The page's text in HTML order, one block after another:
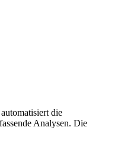
die
Analysen. Die